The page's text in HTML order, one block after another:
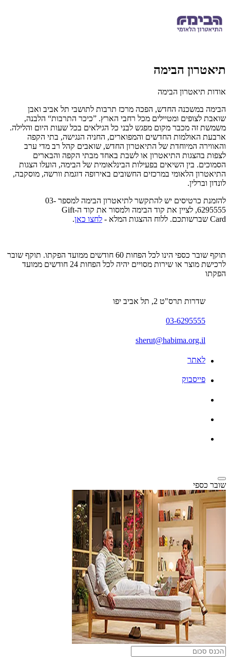
תיאטרון הבימה
אודות תיאטרון הבימה
הבימה במשכנה החדש, הפכה מרכז תרבות לתושבי תל אביב ואבן
שואבת לצופים ומטיילים מכל רחבי הארץ. ”כיכר התרבות“ הלבנה,
משמשת זה מכבר מקום מפגש לבני כל הגילאים בכל שעות היום והלילה.
ארבעת האולמות החדשים והמפוארים, החניה הנגישה, בתי הקפה
והאווירה המיוחדת של התיאטרון החדש, שואבים קהל רב מדי ערב
לצפות בהצגות התיאטרון או לשבת באחד מבתי הקפה והבארים
הסמוכים. בין השיאים בפעילות הבינלאומית של הבימה, הועלו הצגות
התיאטרון הלאומי במרכזים החשובים באירופה דוגמת וורשה, מוסקבה,
לונדון וברלין.
להזמנת כרטיסים יש להתקשר לתיאטרון הבימה למספר 03-
6295555, לציין את קוד הבימה ולמסור את קוד ה-Gift
Card שברשותכם. ללוח ההצגות המלא - לחצו כאן.
תוקף שובר כספי הינו לכל הפחות 60 חודשים ממועד הפקתו. תוקף שובר
לרכישת מוצר או שירות מסויים יהיה לכל הפחות 24 חודשים ממועד
הפקתו
שדרות תרס"ט 2, תל אביב יפו
03-6295555
sherut@habima.org.il
לאתר
פייסבוק
שובר כספי